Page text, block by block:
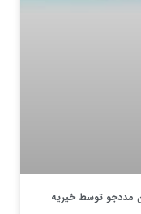
مددجو توسط خیریه